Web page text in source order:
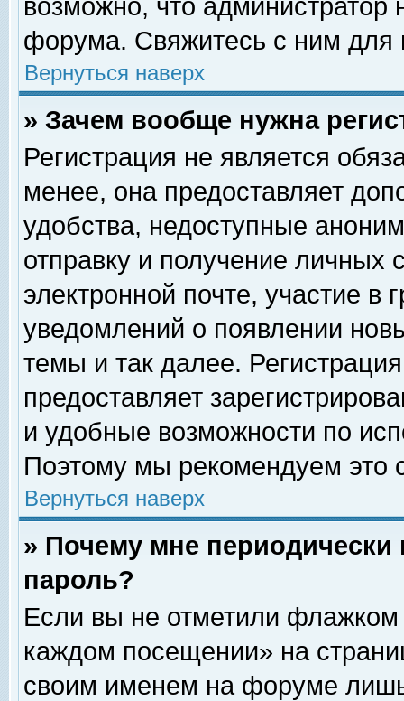
возможно, что
форума. Свяжитесь с ним для
Вернуться наверх
» Зачем вообще нужна
Регистрация не является
менее, она предоставляет
удобства, недоступные
отправку и получение личных
электронной почте, участие в
уведомлений о появлении
темы и так далее.
предоставляет
и удобные возможности по
Поэтому мы рекомендуем это
Вернуться наверх
» Почему мне
пароль?
Если вы не отметили флажком
каждом посещении» на
своим именем на форуме